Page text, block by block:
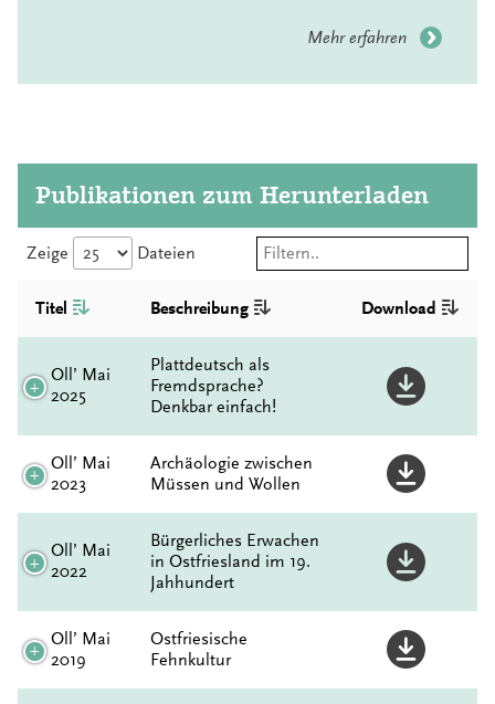
Mehr erfahren
Publikationen zum Herunterladen
Zeige Dateien
Titel Beschreibung Download
Oll’ Mai
2025
Plattdeutsch als
Fremdsprache?
Denkbar einfach!
Oll’ Mai
2023
Archäologie zwischen
Müssen und Wollen
Oll’ Mai
2022
Bürgerliches Erwachen
in Ostfriesland im 19.
Jahhundert
Oll’ Mai
2019
Ostfriesische
Fehnkultur